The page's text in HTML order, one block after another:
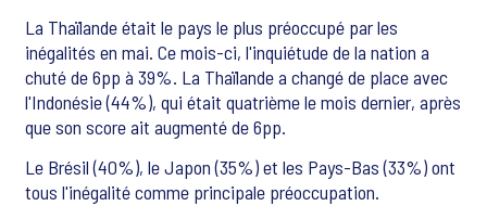
La Thaïlande était le pays le plus préoccupé par les
inégalités en mai. Ce mois-ci, l'inquiétude de la nation a
chuté de 6pp à 39%. La Thaïlande a changé de place avec
l'Indonésie (44%), qui était quatrième le mois dernier, après
que son score ait augmenté de 6pp.
Le Brésil (40%), le Japon (35%) et les Pays-Bas (33%) ont
tous l'inégalité comme principale préoccupation.